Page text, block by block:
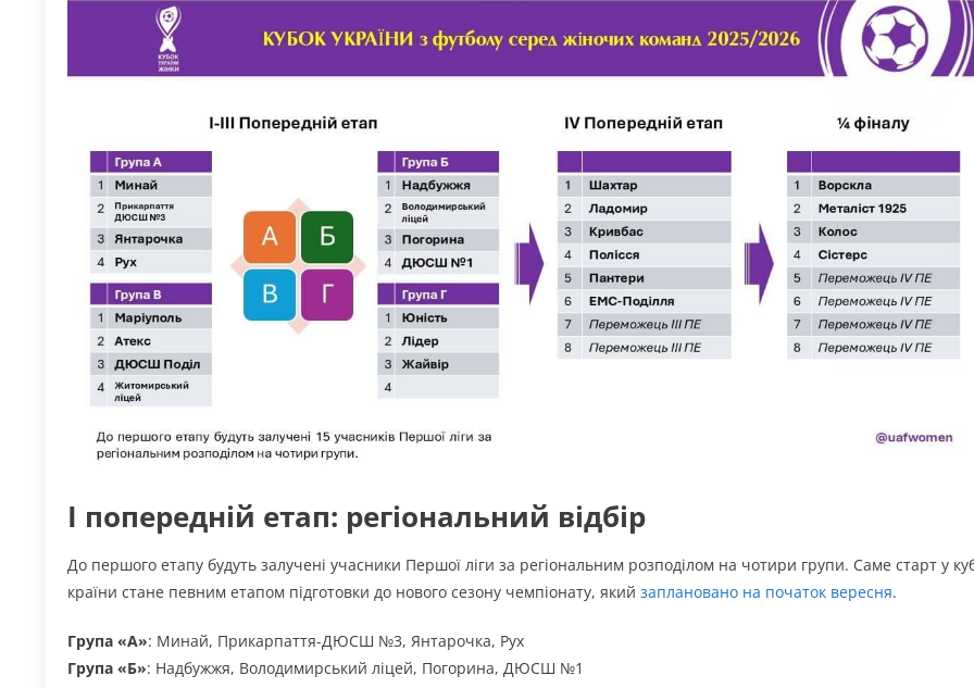
І попередній етап: регіональний відбір
До першого етапу будуть залучені учасники Першої ліги за регіональним розподілом на чотири групи. Саме старт у
країни стане певним етапом підготовки до нового сезону чемпіонату, який заплановано на початок вересня.
Група «А»: Минай, Прикарпаття-ДЮСШ №3, Янтарочка, Рух
Група «Б»: Надбужжя, Володимирський ліцей, Погорина, ДЮСШ №1